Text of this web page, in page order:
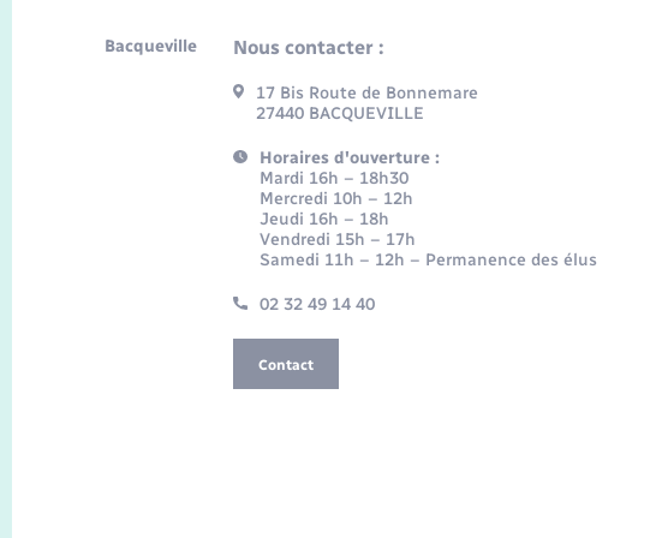
Bacqueville Nous contacter :
17 Bis Route de Bonnemare
27440 BACQUEVILLE
Horaires d'ouverture :
Mardi 16h – 18h30
Mercredi 10h – 12h
Jeudi 16h – 18h
Vendredi 15h – 17h
Samedi 11h – 12h – Permanence des élus
02 32 49 14 40
Contact